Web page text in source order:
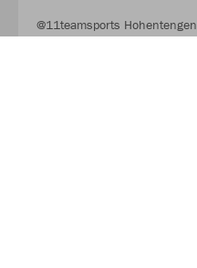
@11teamsports Hohentengen